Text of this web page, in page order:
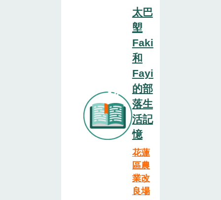
太巴
塱
Faki
和
Fayi
的部
落生
活記
憶
花蓮
區農
業改
良場